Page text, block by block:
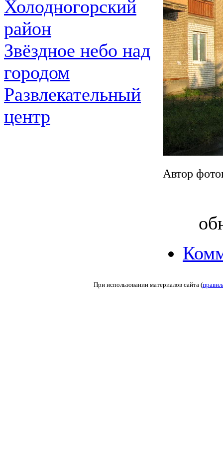
Холодногорский
район
Звёздное небо над
городом
Развлекательный
центр
Автор
При использовании материалов сайта (